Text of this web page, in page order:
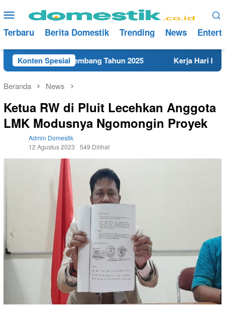
ke
konten
Menu
Mobile
Terbaru Berita Domestik Trending News
Konten Spesial
di Rembang Tahun 2025 Kerja Hari Ini
Beranda News
Ketua RW di Pluit Lecehkan Anggota
LMK Modusnya Ngomongin Proyek
Admin Domestik
12 Agustus 2023
549 Dilihat